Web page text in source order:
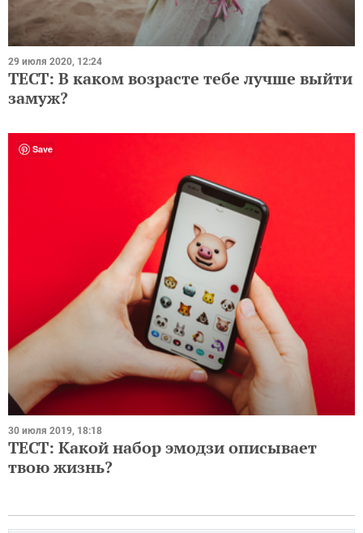
29 июля 2020, 12:24
ТЕСТ: В каком возрасте тебе лучше выйти
замуж?
30 июля 2019, 18:18
ТЕСТ: Какой набор эмодзи описывает
твою жизнь?
Save